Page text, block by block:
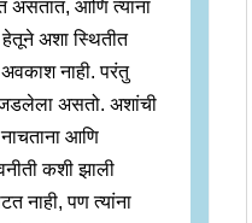
असतात, आणि त्यांना
हेतूने अशा स्थितीत
नाही. परंतु
जडलेला असतो. अशांची
आणि
कशी झाली
नाही, पण त्यांना